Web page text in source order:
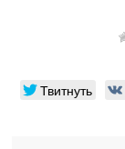
Твитнуть